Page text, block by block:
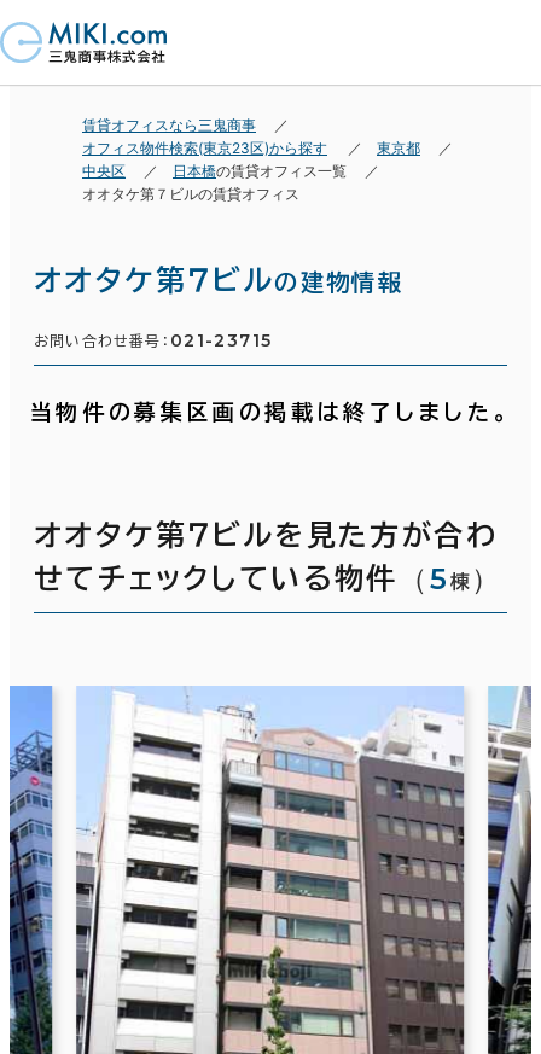
賃貸オフィスなら三鬼商事
オフィス物件検索(東京23区)から探す
東京都
中央区
日本橋の賃貸オフィス一覧
オオタケ第７ビルの賃貸オフィス
オオタケ第７ビルの建物情報
お問い合わせ番号： 021-23715
当物件の募集区画の掲載は終了しました。
オオタケ第７ビルを見た方が合わ
せてチェックしている物件
（5 棟 ）